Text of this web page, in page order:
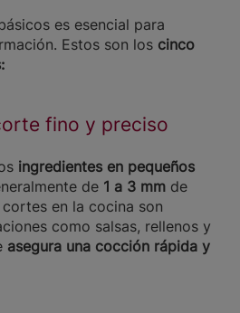
es esencial para
Estos son los cinco
fino y preciso
ingredientes en pequeños
de 1 a 3 mm de
en la cocina son
como salsas, rellenos y
asegura una cocción rápida y